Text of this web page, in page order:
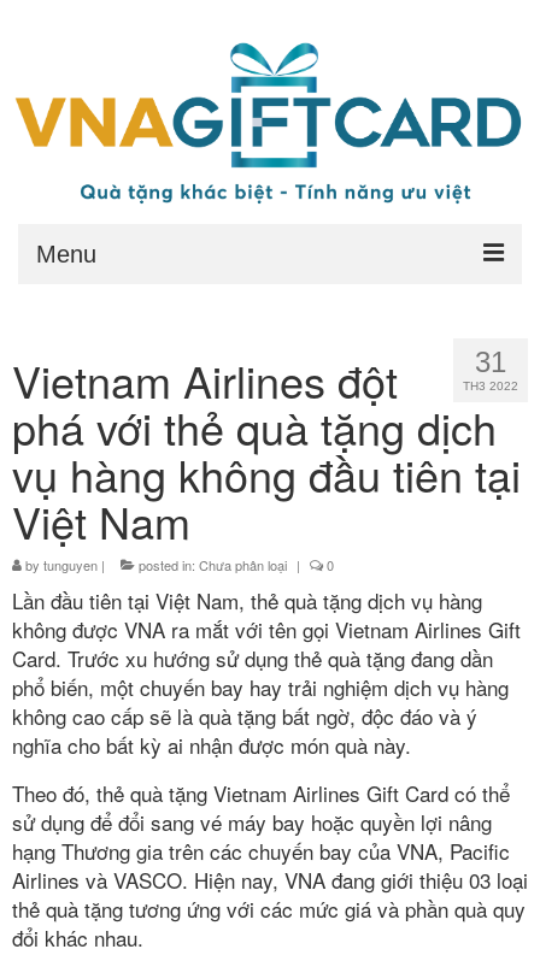
Menu
Quy đổi thẻ
Quyền lợi
Điều kiện
Điều khoản chung
Điều kiện áp dụng
Giai đoạn không áp dụng đối với thẻ
nâng hạng
Nhóm đường bay ngắn
Hướng dẫn
Hướng dẫn sử dụng
Liên hệ
Bộ câu hỏi
Tiếng Việt
31
TH3 2022
Vietnam Airlines đột
phá với thẻ quà tặng dịch
vụ hàng không đầu tiên tại
Việt Nam
by tunguyen | posted in: Chưa phân loại | 0
Lần đầu tiên tại Việt Nam, thẻ quà tặng dịch vụ hàng
không được VNA ra mắt với tên gọi Vietnam Airlines Gift
Card. Trước xu hướng sử dụng thẻ quà tặng đang dần
phổ biến, một chuyến bay hay trải nghiệm dịch vụ hàng
không cao cấp sẽ là quà tặng bất ngờ, độc đáo và ý
nghĩa cho bất kỳ ai nhận được món quà này.
Theo đó, thẻ quà tặng Vietnam Airlines Gift Card có thể
sử dụng để đổi sang vé máy bay hoặc quyền lợi nâng
hạng Thương gia trên các chuyến bay của VNA, Pacific
Airlines và VASCO. Hiện nay, VNA đang giới thiệu 03 loại
thẻ quà tặng tương ứng với các mức giá và phần quà quy
đổi khác nhau.